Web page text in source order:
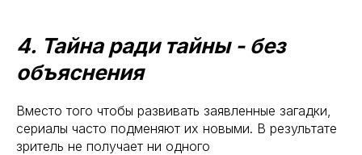
4. Тайна ради тайны - без
объяснения
Вместо того чтобы развивать заявленные загадки,
сериалы часто подменяют их новыми. В результате
зритель не получает ни одного